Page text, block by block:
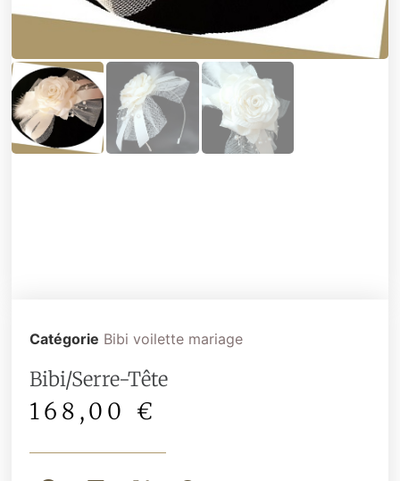
Catégorie Bibi voilette mariage
Bibi/Serre-Tête
168,00 €